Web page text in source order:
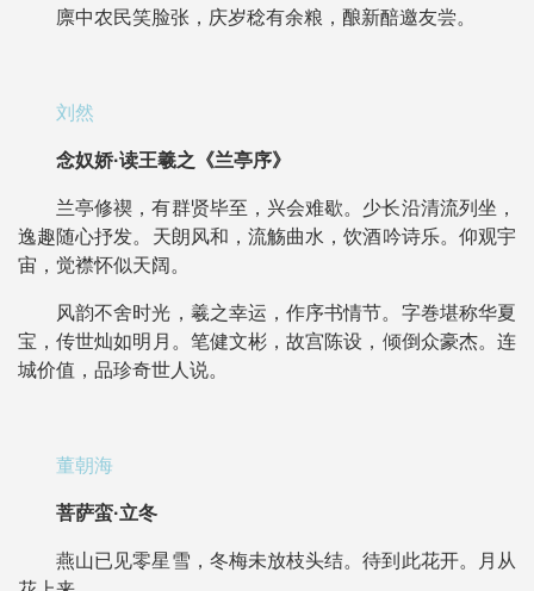
廪中农民笑脸张，庆岁稔有余粮，酿新醅邀友尝。
刘然
念奴娇·读王羲之《兰亭序》
兰亭修禊，有群贤毕至，兴会难歇。少长沿清流列坐，
逸趣随心抒发。天朗风和，流觞曲水，饮酒吟诗乐。仰观宇
宙，觉襟怀似天阔。
风韵不舍时光，羲之幸运，作序书情节。字巻堪称华夏
宝，传世灿如明月。笔健文彬，故宫陈设，倾倒众豪杰。连
城价值，品珍奇世人说。
董朝海
菩萨蛮·立冬
燕山已见零星雪，冬梅未放枝头结。待到此花开。月从